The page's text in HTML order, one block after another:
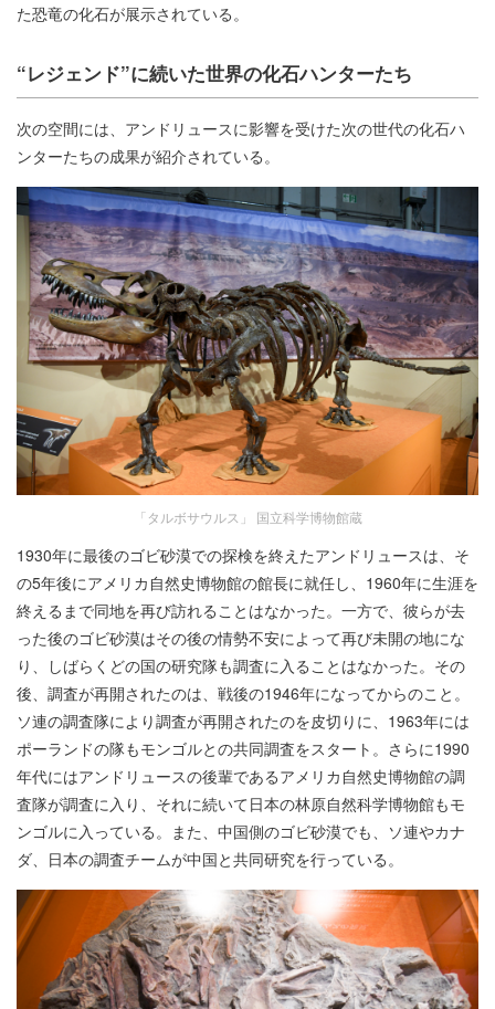
た恐竜の化石が展示されている。
“レジェンド”に続いた世界の化石ハンターたち
次の空間には、アンドリュースに影響を受けた次の世代の化石ハ
ンターたちの成果が紹介されている。
「タルボサウルス」 国立科学博物館蔵
1930年に最後のゴビ砂漠での探検を終えたアンドリュースは、そ
の5年後にアメリカ自然史博物館の館長に就任し、1960年に生涯を
終えるまで同地を再び訪れることはなかった。一方で、彼らが去
った後のゴビ砂漠はその後の情勢不安によって再び未開の地にな
り、しばらくどの国の研究隊も調査に入ることはなかった。その
後、調査が再開されたのは、戦後の1946年になってからのこと。
ソ連の調査隊により調査が再開されたのを皮切りに、1963年には
ポーランドの隊もモンゴルとの共同調査をスタート。さらに1990
年代にはアンドリュースの後輩であるアメリカ自然史博物館の調
査隊が調査に入り、それに続いて日本の林原自然科学博物館もモ
ンゴルに入っている。また、中国側のゴビ砂漠でも、ソ連やカナ
ダ、日本の調査チームが中国と共同研究を行っている。